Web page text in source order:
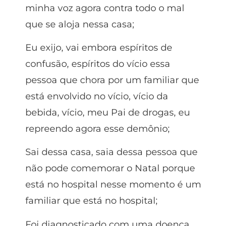
minha voz agora contra todo o mal
que se aloja nessa casa;
Eu exijo, vai embora espíritos de
confusão, espíritos do vício essa
pessoa que chora por um familiar que
está envolvido no vício, vício da
bebida, vício, meu Pai de drogas, eu
repreendo agora esse demônio;
Sai dessa casa, saia dessa pessoa que
não pode comemorar o Natal porque
está no hospital nesse momento é um
familiar que está no hospital;